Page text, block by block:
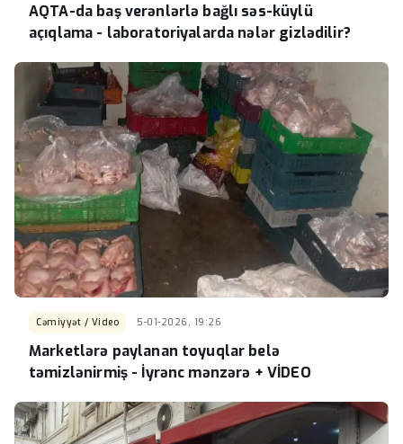
AQTA-da baş verənlərlə bağlı səs-küylü
açıqlama - laboratoriyalarda nələr gizlədilir?
Cəmiyyət / Video 5-01-2026, 19:26
Marketlərə paylanan toyuqlar belə
təmizlənirmiş - İyrənc mənzərə + VİDEO